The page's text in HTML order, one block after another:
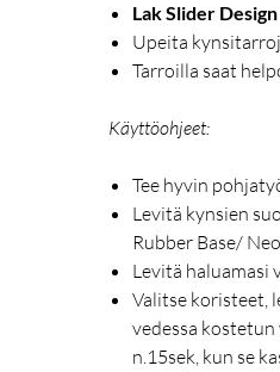
Lak Slider Design
Upeita
Tarroilla saat
Käyttöohjeet:
Tee hyvin
Levitä kynsien
Rubber Base/
Levitä haluamasi
Valitse koristeet,
vedessa
n.15sek, kun se